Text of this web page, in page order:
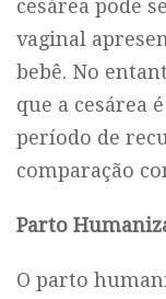
cesárea pode
vaginal
bebê. No
que a cesárea
período de
comparação
Parto
O parto